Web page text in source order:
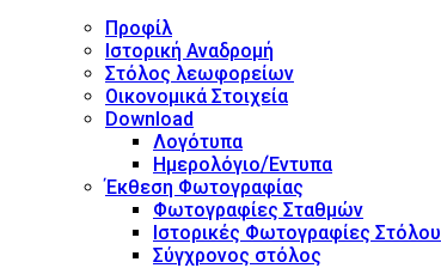
Προφίλ
Ιστορική Αναδρομή
Στόλος λεωφορείων
Οικονομικά Στοιχεία
Download
Λογότυπα
Ημερολόγιο/Έντυπα
Έκθεση Φωτογραφίας
Φωτογραφίες Σταθμών
Ιστορικές Φωτογραφίες Στόλου
Σύγχρονος στόλος